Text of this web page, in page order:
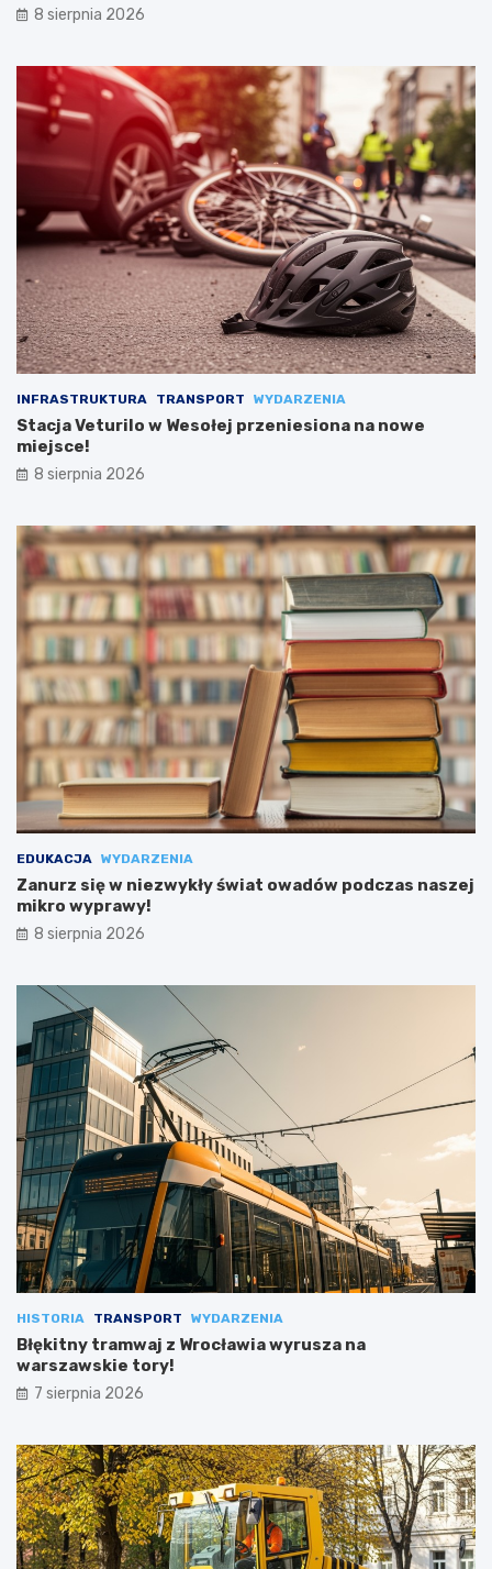
8 sierpnia 2026
INFRASTRUKTURA TRANSPORT WYDARZENIA
Stacja Veturilo w Wesołej przeniesiona na nowe
miejsce!
8 sierpnia 2026
EDUKACJA WYDARZENIA
Zanurz się w niezwykły świat owadów podczas naszej
mikro wyprawy!
8 sierpnia 2026
HISTORIA TRANSPORT WYDARZENIA
Błękitny tramwaj z Wrocławia wyrusza na
warszawskie tory!
7 sierpnia 2026